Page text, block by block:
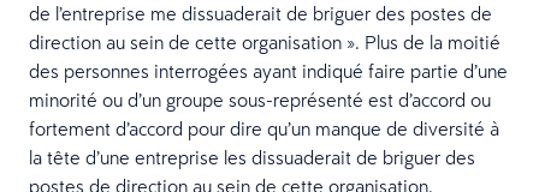
de l’entreprise me dissuaderait de briguer des postes de
direction au sein de cette organisation ». Plus de la moitié
des personnes interrogées ayant indiqué faire partie d’une
minorité ou d’un groupe sous-représenté est d’accord ou
fortement d’accord pour dire qu’un manque de diversité à
la tête d’une entreprise les dissuaderait de briguer des
postes de direction au sein de cette organisation.